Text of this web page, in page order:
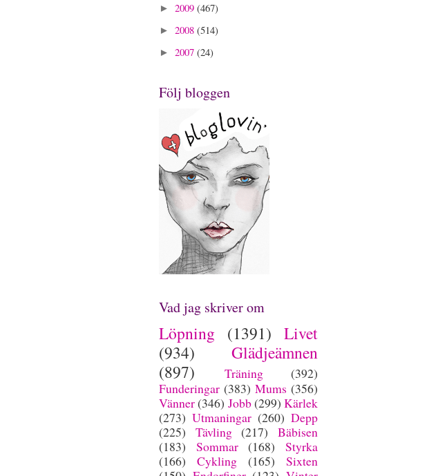
► 2009 (467)
► 2008 (514)
► 2007 (24)
Följ bloggen
Vad jag skriver om
Löpning (1391) Livet
(934)
Glädjeämnen
(897)
Träning
(392)
Funderingar (383) Mums (356)
Vänner(346) Jobb(299) Kärlek
(273) Utmaningar (260) Depp
(225)
Tävling (217)
Bäbisen
(183)
Sommar (168)
Styrka
(166)
Cykling (165)
Sixten